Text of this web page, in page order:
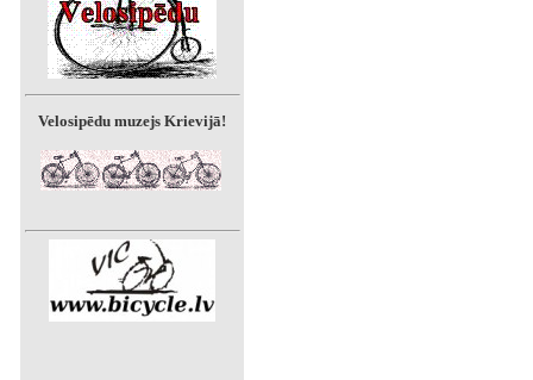
Velosipēdu muzejs Krievijā!